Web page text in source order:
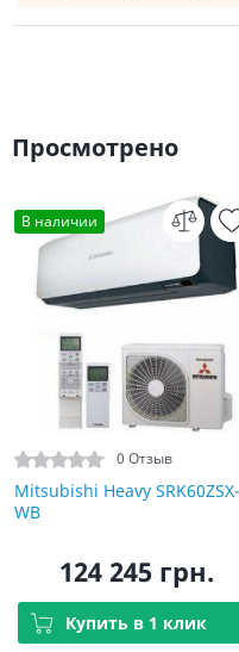
Просмотрено
В наличии
0 Отзыв
Mitsubishi Heavy SRK60ZSX-
WB
124 245 грн.
Купить в 1 клик